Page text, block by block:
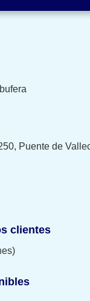
Puente de
clientes